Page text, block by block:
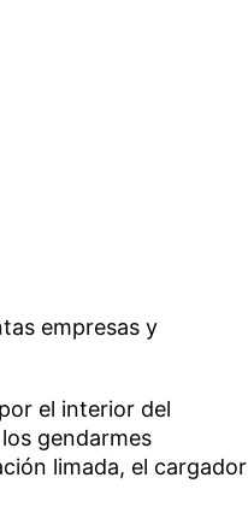
empresas y
el interior del
gendarmes
limada, el cargador